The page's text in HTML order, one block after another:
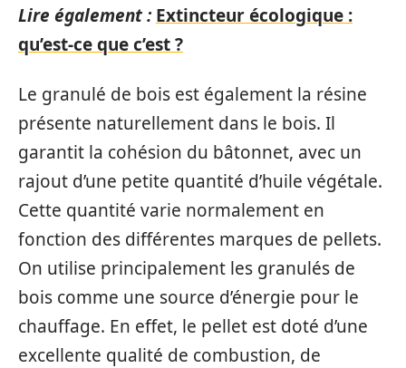
Lire également : Extincteur écologique :
qu’est-ce que c’est ?
Le granulé de bois est également la résine
présente naturellement dans le bois. Il
garantit la cohésion du bâtonnet, avec un
rajout d’une petite quantité d’huile végétale.
Cette quantité varie normalement en
fonction des différentes marques de pellets.
On utilise principalement les granulés de
bois comme une source d’énergie pour le
chauffage. En effet, le pellet est doté d’une
excellente qualité de combustion, de